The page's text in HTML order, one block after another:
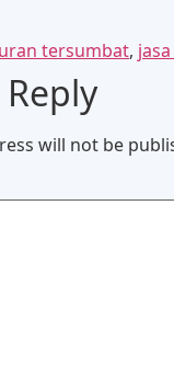
tersumbat,
will not be